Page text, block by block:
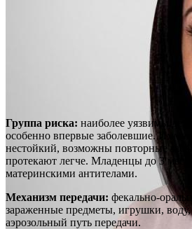
Группа риска: наиболее уязвимы
особенно впервые заболевшие.
нестойкий, возможны повторные
протекают легче. Младенцы до 3 мес
материнскими антителами.
Механизм передачи: фекально-
зараженные предметы, игрушки,
аэрозольный путь передачи.